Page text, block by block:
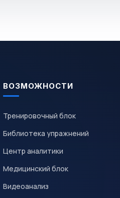
ВОЗМОЖНОСТИ
Тренировочный блок
Библиотека упражнений
Центр аналитики
Медицинский блок
Видеоанализ